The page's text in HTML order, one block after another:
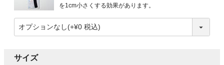
を1cm小さくする効果があります。
サイズ